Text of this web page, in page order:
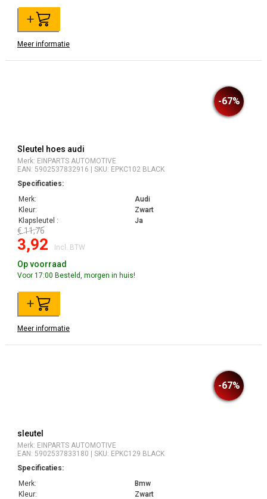
+
Meer informatie
-67%
Sleutel hoes audi
Merk: EINPARTS AUTOMOTIVE
EAN: 5902537832916 | SKU: EPKC102 BLACK
Specificaties:
Merk:
Audi
Kleur:
Zwart
Klapsleutel :
Ja
€ 11,76
3,92 Incl. BTW
Op voorraad
Voor 17:00 Besteld, morgen in huis!
+
Meer informatie
-67%
sleutel
Merk: EINPARTS AUTOMOTIVE
EAN: 5902537833180 | SKU: EPKC129 BLACK
Specificaties:
Merk:
Bmw
Kleur:
Zwart